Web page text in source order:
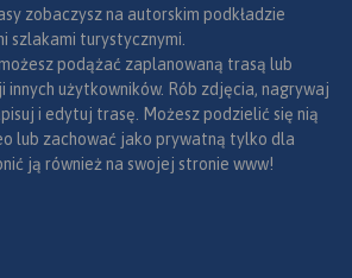
zobaczysz na autorskim podkładzie
szlakami turystycznymi.
podążać zaplanowaną trasą lub
innych użytkowników. Rób zdjęcia, nagrywaj
i edytuj trasę. Możesz podzielić się nią
lub zachować jako prywatną tylko dla
ją również na swojej stronie www!